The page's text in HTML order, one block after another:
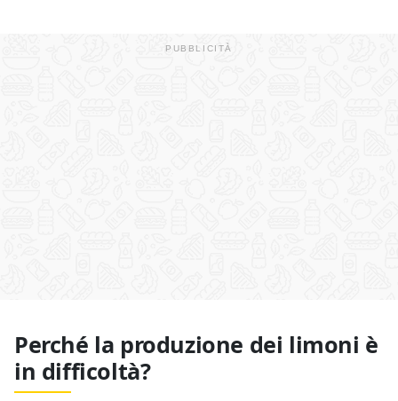
Perché la produzione dei limoni è
in difficoltà?